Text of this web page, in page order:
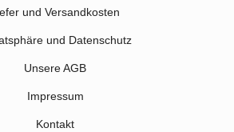
und Versandkosten
und Datenschutz
Unsere AGB
Impressum
Kontakt